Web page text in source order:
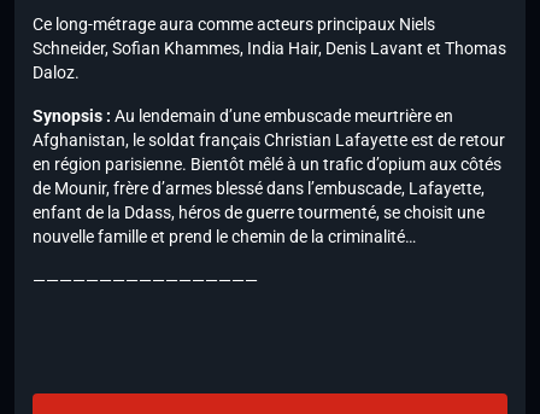
Ce long-métrage aura comme acteurs principaux Niels
Schneider, Sofian Khammes, India Hair, Denis Lavant et Thomas
Daloz.
Synopsis : Au lendemain d’une embuscade meurtrière en
Afghanistan, le soldat français Christian Lafayette est de retour
en région parisienne. Bientôt mêlé à un trafic d’opium aux côtés
de Mounir, frère d’armes blessé dans l’embuscade, Lafayette,
enfant de la Ddass, héros de guerre tourmenté, se choisit une
nouvelle famille et prend le chemin de la criminalité…
—————————————————